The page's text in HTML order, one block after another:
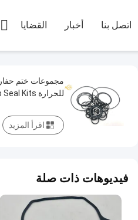
اتصل بنا أخبار القضايا 
للحرارة Shore 70 Pump Seal Kits
اقرأ المزيد
فيديوهات ذات صلة